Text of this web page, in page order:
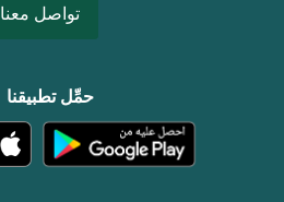
تواصل معنا
حمِّل تطبيقنا